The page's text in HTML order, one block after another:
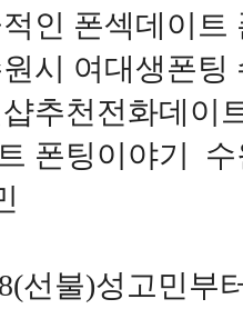
인 폰섹데이
시 여대생폰
추천전화데이
폰팅이야기
선불)성고민부